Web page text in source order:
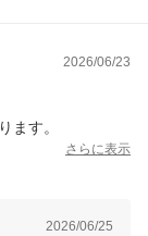
2026/06/23
ます。
さらに表示
2026/06/25